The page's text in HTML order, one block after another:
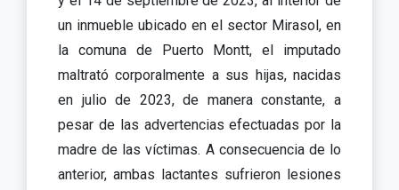
un inmueble ubicado en el sector Mirasol, en
la comuna de Puerto Montt, el imputado
maltrató corporalmente a sus hijas, nacidas
en julio de 2023, de manera constante, a
pesar de las advertencias efectuadas por la
madre de las víctimas. A consecuencia de lo
anterior, ambas lactantes sufrieron lesiones